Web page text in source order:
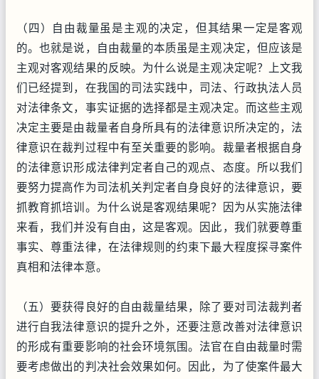
（四）自由裁量虽是主观的决定，但其结果一定是客观
的。也就是说，自由裁量的本质虽是主观决定，但应该是
主观对客观结果的反映。为什么说是主观决定呢？上文我
们已经提到，在我国的司法实践中，司法、行政执法人员
对法律条文，事实证据的选择都是主观决定。而这些主观
决定主要是由裁量者自身所具有的法律意识所决定的，法
律意识在裁判过程中有至关重要的影响。裁量者根据自身
的法律意识形成法律判定者自己的观点、态度。所以我们
要努力提高作为司法机关判定者自身良好的法律意识，要
抓教育抓培训。为什么说是客观结果呢？因为从实施法律
来看，我们并没有自由，这是客观。因此，我们就要尊重
事实、尊重法律，在法律规则的约束下最大程度探寻案件
真相和法律本意。
（五）要获得良好的自由裁量结果，除了要对司法裁判者
进行自我法律意识的提升之外，还要注意改善对法律意识
的形成有重要影响的社会环境氛围。法官在自由裁量时需
要考虑做出的判决社会效果如何。因此，为了使案件最大